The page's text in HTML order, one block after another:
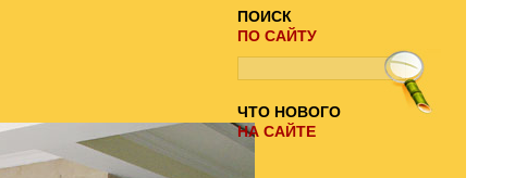
ПОИСК
ПО САЙТУ
ЧТО НОВОГО
НА САЙТЕ